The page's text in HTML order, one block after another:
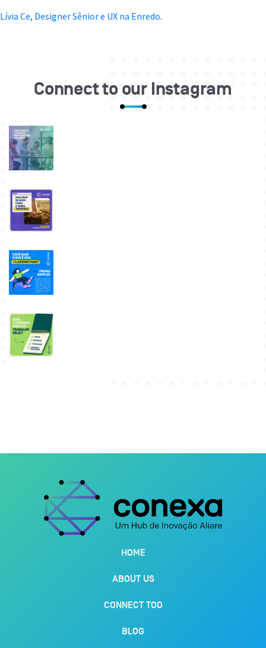
Lívia Ce, Designer Sênior e UX na Enredo.
Connect to our Instagram
HOME
ABOUT US
CONNECT TOO
BLOG